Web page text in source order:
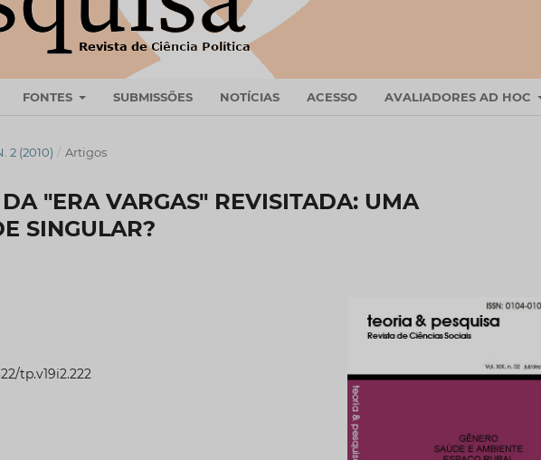
FONTES SUBMISSÕES NOTÍCIAS ACESSO AVALIADORES AD HOC
2 (2010) / Artigos
"ERA VARGAS" REVISITADA: UMA
SINGULAR?
tp.v19i2.222